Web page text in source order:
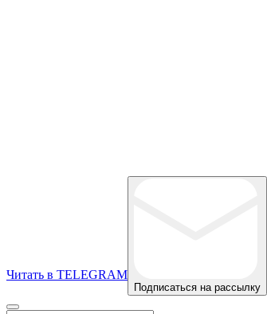
Читать в TELEGRAM
Подписаться на рассылку